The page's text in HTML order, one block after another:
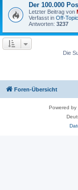
Der 100.000
Letzter Beitrag von
Verfasst in Off-Topic
Antworten: 3237
Die
Foren-Übersicht
Powered by